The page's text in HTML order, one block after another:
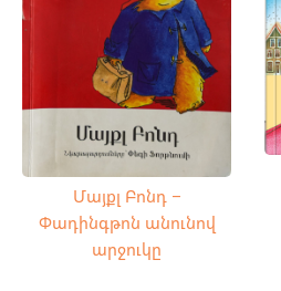
Մայքլ Բոնդ –
Փադինգթոն անունով
արջուկը